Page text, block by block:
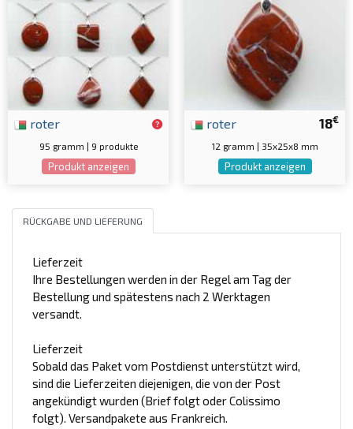
roter
95 gramm | 9 produkte
Produkt anzeigen
18€
roter
12 gramm | 35x25x8 mm
Produkt anzeigen
RÜCKGABE UND LIEFERUNG
Lieferzeit
Ihre Bestellungen werden in der Regel am Tag der
Bestellung und spätestens nach 2 Werktagen
versandt.
Lieferzeit
Sobald das Paket vom Postdienst unterstützt wird,
sind die Lieferzeiten diejenigen, die von der Post
angekündigt wurden (Brief folgt oder Colissimo
folgt). Versandpakete aus Frankreich.